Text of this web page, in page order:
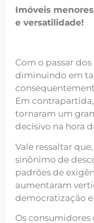
Imóveis
e versatilidade!
Com o passar dos
diminuindo em
Em
tornaram um
decisivo na hora
Vale ressaltar que,
sinônimo de
padrões de
aumentaram
democratização
Os